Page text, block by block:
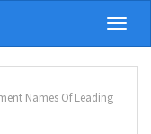
Names Of Leading